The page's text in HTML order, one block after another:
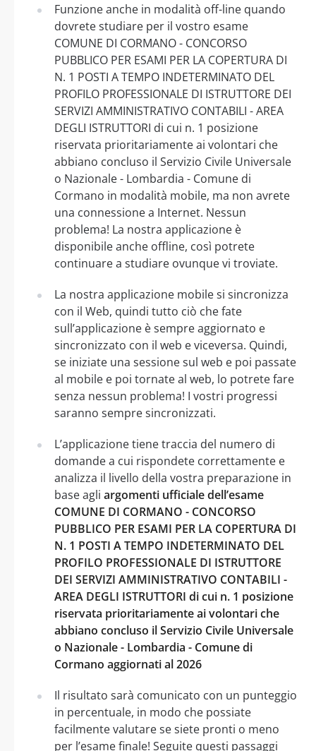
Funzione anche in modalità off-line quando
dovrete studiare per il vostro esame
COMUNE DI CORMANO - CONCORSO
PUBBLICO PER ESAMI PER LA COPERTURA DI
N. 1 POSTI A TEMPO INDETERMINATO DEL
PROFILO PROFESSIONALE DI ISTRUTTORE DEI
SERVIZI AMMINISTRATIVO CONTABILI - AREA
DEGLI ISTRUTTORI di cui n. 1 posizione
riservata prioritariamente ai volontari che
abbiano concluso il Servizio Civile Universale
o Nazionale - Lombardia - Comune di
Cormano in modalità mobile, ma non avrete
una connessione a Internet. Nessun
problema! La nostra applicazione è
disponibile anche offline, così potrete
continuare a studiare ovunque vi troviate.
La nostra applicazione mobile si sincronizza
con il Web, quindi tutto ciò che fate
sull’applicazione è sempre aggiornato e
sincronizzato con il web e viceversa. Quindi,
se iniziate una sessione sul web e poi passate
al mobile e poi tornate al web, lo potrete fare
senza nessun problema! I vostri progressi
saranno sempre sincronizzati.
L’applicazione tiene traccia del numero di
domande a cui rispondete correttamente e
analizza il livello della vostra preparazione in
base agli argomenti ufficiale dell’esame
COMUNE DI CORMANO - CONCORSO
PUBBLICO PER ESAMI PER LA COPERTURA DI
N. 1 POSTI A TEMPO INDETERMINATO DEL
PROFILO PROFESSIONALE DI ISTRUTTORE
DEI SERVIZI AMMINISTRATIVO CONTABILI -
AREA DEGLI ISTRUTTORI di cui n. 1 posizione
riservata prioritariamente ai volontari che
abbiano concluso il Servizio Civile Universale
o Nazionale - Lombardia - Comune di
Cormano aggiornati al 2026
Il risultato sarà comunicato con un punteggio
in percentuale, in modo che possiate
facilmente valutare se siete pronti o meno
per l’esame finale! Seguite questi passaggi